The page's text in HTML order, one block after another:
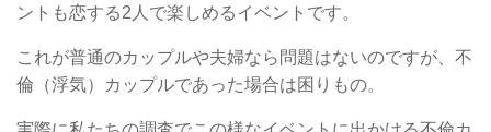
ントも恋する2人 で楽しめるイベントです。
これが普通のカップルや夫婦なら問題はないのですが、不
倫（浮気）カップルであった場合は困りもの。